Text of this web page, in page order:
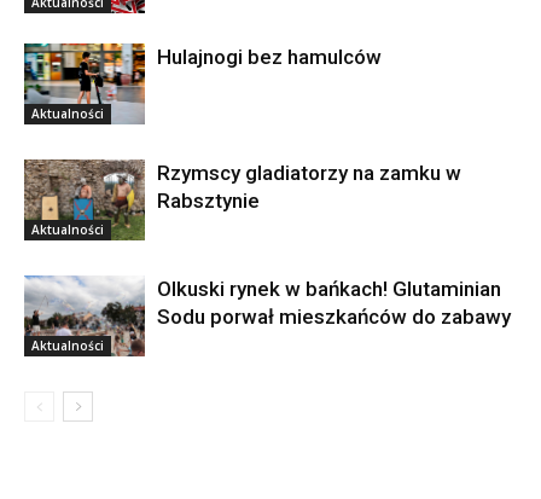
Aktualności
Hulajnogi bez hamulców
Aktualności
Rzymscy gladiatorzy na zamku w
Rabsztynie
Aktualności
Olkuski rynek w bańkach! Glutaminian
Sodu porwał mieszkańców do zabawy